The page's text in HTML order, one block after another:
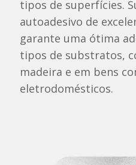
tipos de superfícies.
autoadesivo de
garante uma ótima
tipos de substratos,
madeira e em bens
eletrodomésticos.